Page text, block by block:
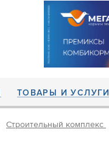
ТОВАРЫ И УСЛУГИ
Строительный комплекс